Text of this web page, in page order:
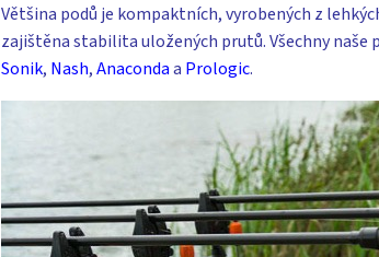
Většina podů je kompaktních, vyrobených z
zajištěna stabilita uložených prutů. Všechny
Sonik, Nash,Anacondaa Prologic.